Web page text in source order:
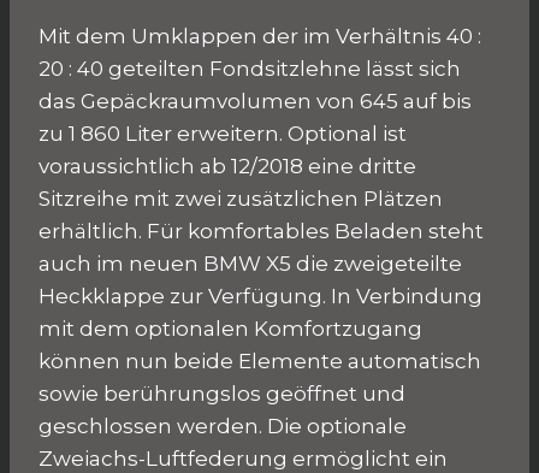
Mit dem Umklappen der im Verhältnis 40 :
20 : 40 geteilten Fondsitzlehne lässt sich
das Gepäckraumvolumen von 645 auf bis
zu 1 860 Liter erweitern. Optional ist
voraussichtlich ab 12/2018 eine dritte
Sitzreihe mit zwei zusätzlichen Plätzen
erhältlich. Für komfortables Beladen steht
auch im neuen BMW X5 die zweigeteilte
Heckklappe zur Verfügung. In Verbindung
mit dem optionalen Komfortzugang
können nun beide Elemente automatisch
sowie berührungslos geöffnet und
geschlossen werden. Die optionale
Zweiachs-Luftfederung ermöglicht ein